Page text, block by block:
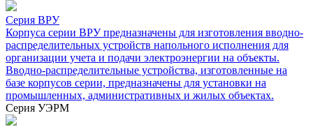
Серия ВРУ
Корпуса серии ВРУ предназначены для изготовления вводно-
распределительных устройств напольного исполнения для
организации учета и подачи электроэнергии на объекты.
Вводно-распределительные устройства, изготовленные на
базе корпусов серии, предназначены для установки на
промышленных, административных и жилых объектах.
Серия УЭРМ